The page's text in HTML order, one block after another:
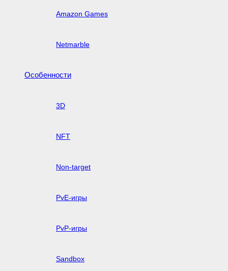
Amazon Games
Netmarble
Особенности
3D
NFT
Non-target
PvE-игры
PvP-игры
Sandbox